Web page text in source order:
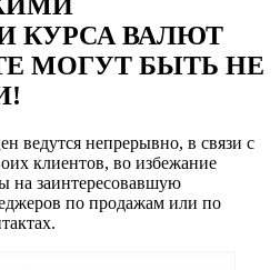
КУРСА ВАЛЮТ
МОГУТ БЫТЬ НЕ
ведутся непрерывно, в связи с
клиентов, во избежание
на заинтересовавшую
по продажам или по